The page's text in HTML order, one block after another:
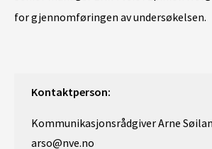
for gjennomføringen av undersøkelsen.
Kontaktperson:
Kommunikasjonsrådgiver Arne
arso@nve.no